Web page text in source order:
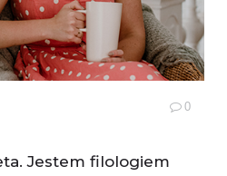
0
Jestem filologiem